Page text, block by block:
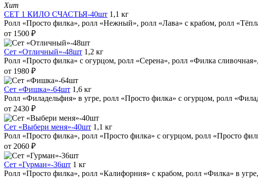
Хит
СЕТ 1 КИЛО СЧАСТЬЯ-40шт 1,1 кг
Ролл «Просто филка», ролл «Нежный», ролл «Лава» с крабом, ролл
от 1500 ₽
Сет «Отличный»-48шт 1,2 кг
Ролл «Просто филка» с огурцом, ролл «Серена», ролл «Филка
от 1980 ₽
Сет «Фишка»-64шт 1,6 кг
Ролл «Филадельфия» в угре, ролл «Просто филка» с огурцом, ролл
от 2430 ₽
Сет «Выбери меня»-40шт 1,1 кг
Ролл «Просто филка», ролл «Просто филка» с огурцом, ролл «Просто
от 2060 ₽
Сет «Гурман»-36шт 1 кг
Ролл «Просто филка», ролл «Калифорния» с крабом, ролл «Филка» в